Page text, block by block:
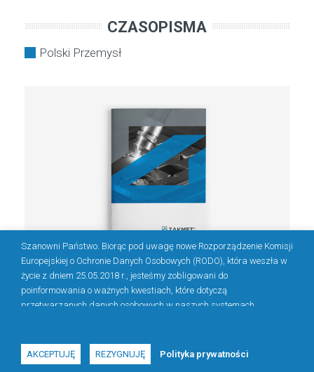
CZASOPISMA
Polski Przemysł
KATALOG
ZAKMET © 2016. Wszelkie prawa zastrzeżone.
Szanowni Państwo. Biorąc pod uwagę nowe Rozporządzenie Komisji
Europejskiej o Ochronie Danych Osobowych (RODO), która weszła w
życie z dniem 25.05.2018 r., jesteśmy zobligowani do
poinformowania o ważnych kwestiach, które dotyczą
przetwarzanych danych osobowych w naszych systemach.
10 | REGON: 360271020 | KRS: 0001051311. Odbiorcami danych
osobowych będą tylko i wyłącznie upoważnieni pracownicy naszej
AKCEPTUJĘ REZYGNUJĘ Polityka prywatności